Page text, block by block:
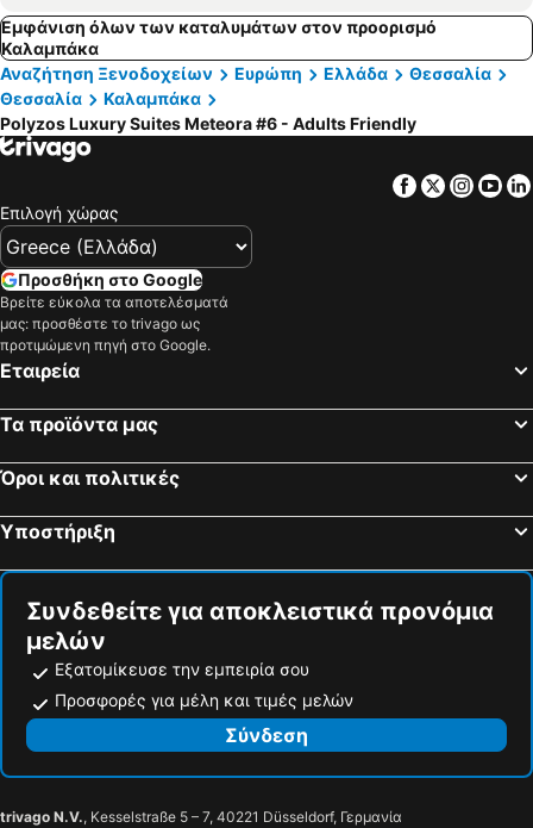
Εμφάνιση όλων των καταλυμάτων στον προορισμό
Καλαμπάκα
Αναζήτηση Ξενοδοχείων
Ευρώπη Ελλάδα
Θεσσαλία
Θεσσαλία
Καλαμπάκα
Polyzos Luxury Suites Meteora #6 - Adults Friendly
Facebook
Twitter
Επιλογή χώρας
Προσθήκη στο Google
Βρείτε εύκολα τα αποτελέσματά
μας: προσθέστε το trivago ως
προτιμώμενη πηγή στο Google.
Εταιρεία
Τα προϊόντα μας
Όροι και πολιτικές
Υποστήριξη
Συνδεθείτε για αποκλειστικά προνόμια
μελών
Εξατομίκευσε την εμπειρία σου
Προσφορές για μέλη και τιμές μελών
Σύνδεση
trivago N.V., Kesselstraße 5 – 7, 40221 Düsseldorf, Γερμανία